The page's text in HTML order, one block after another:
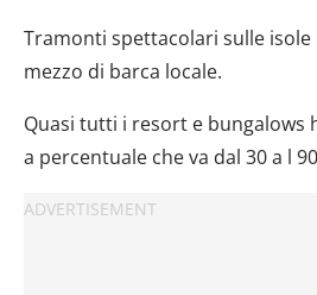
Tramonti spettacolari sulle isole
mezzo di barca locale.
Quasi tutti i resort e bungalows
a percentuale che va dal 30 a l